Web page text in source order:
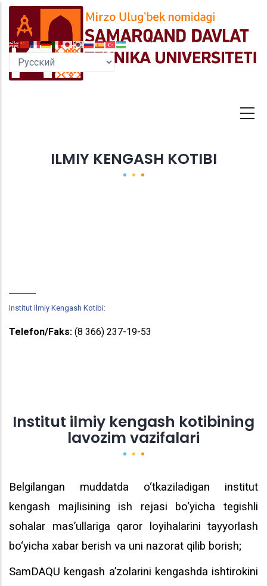
Перейти
основному
содержанию
ILMIY KENGASH KOTIBI
Institut Ilmiy Kengash Kotibi:
Telefon/Faks: (8 366) 237-19-53
Institut ilmiy kengash kotibining
lavozim vazifalari
Belgilangan muddatda o‘tkaziladigan institut
kengash majlisining ish rejasi bo‘yicha tegishli
sohalar mas’ullariga qaror loyihalarini tayyorlash
bo‘yicha xabar berish va uni nazorat qilib borish;
SamDAQU kengash a’zolarini kengashda ishtirokini